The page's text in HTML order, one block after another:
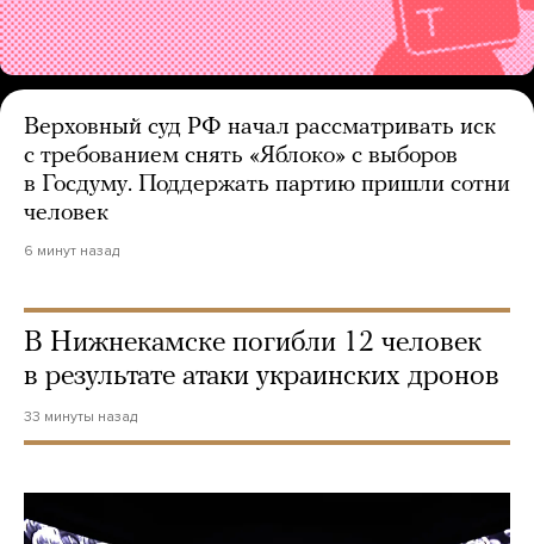
Верховный суд РФ начал рассматривать иск
с требованием снять «Яблоко» с выборов
в Госдуму. Поддержать партию пришли сотни
человек
6 минут назад
В Нижнекамске погибли 12 человек
в результате атаки украинских дронов
33 минуты назад